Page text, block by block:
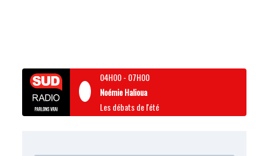
04H00- 07H00
Noémie Halioua
Les débats de l'été